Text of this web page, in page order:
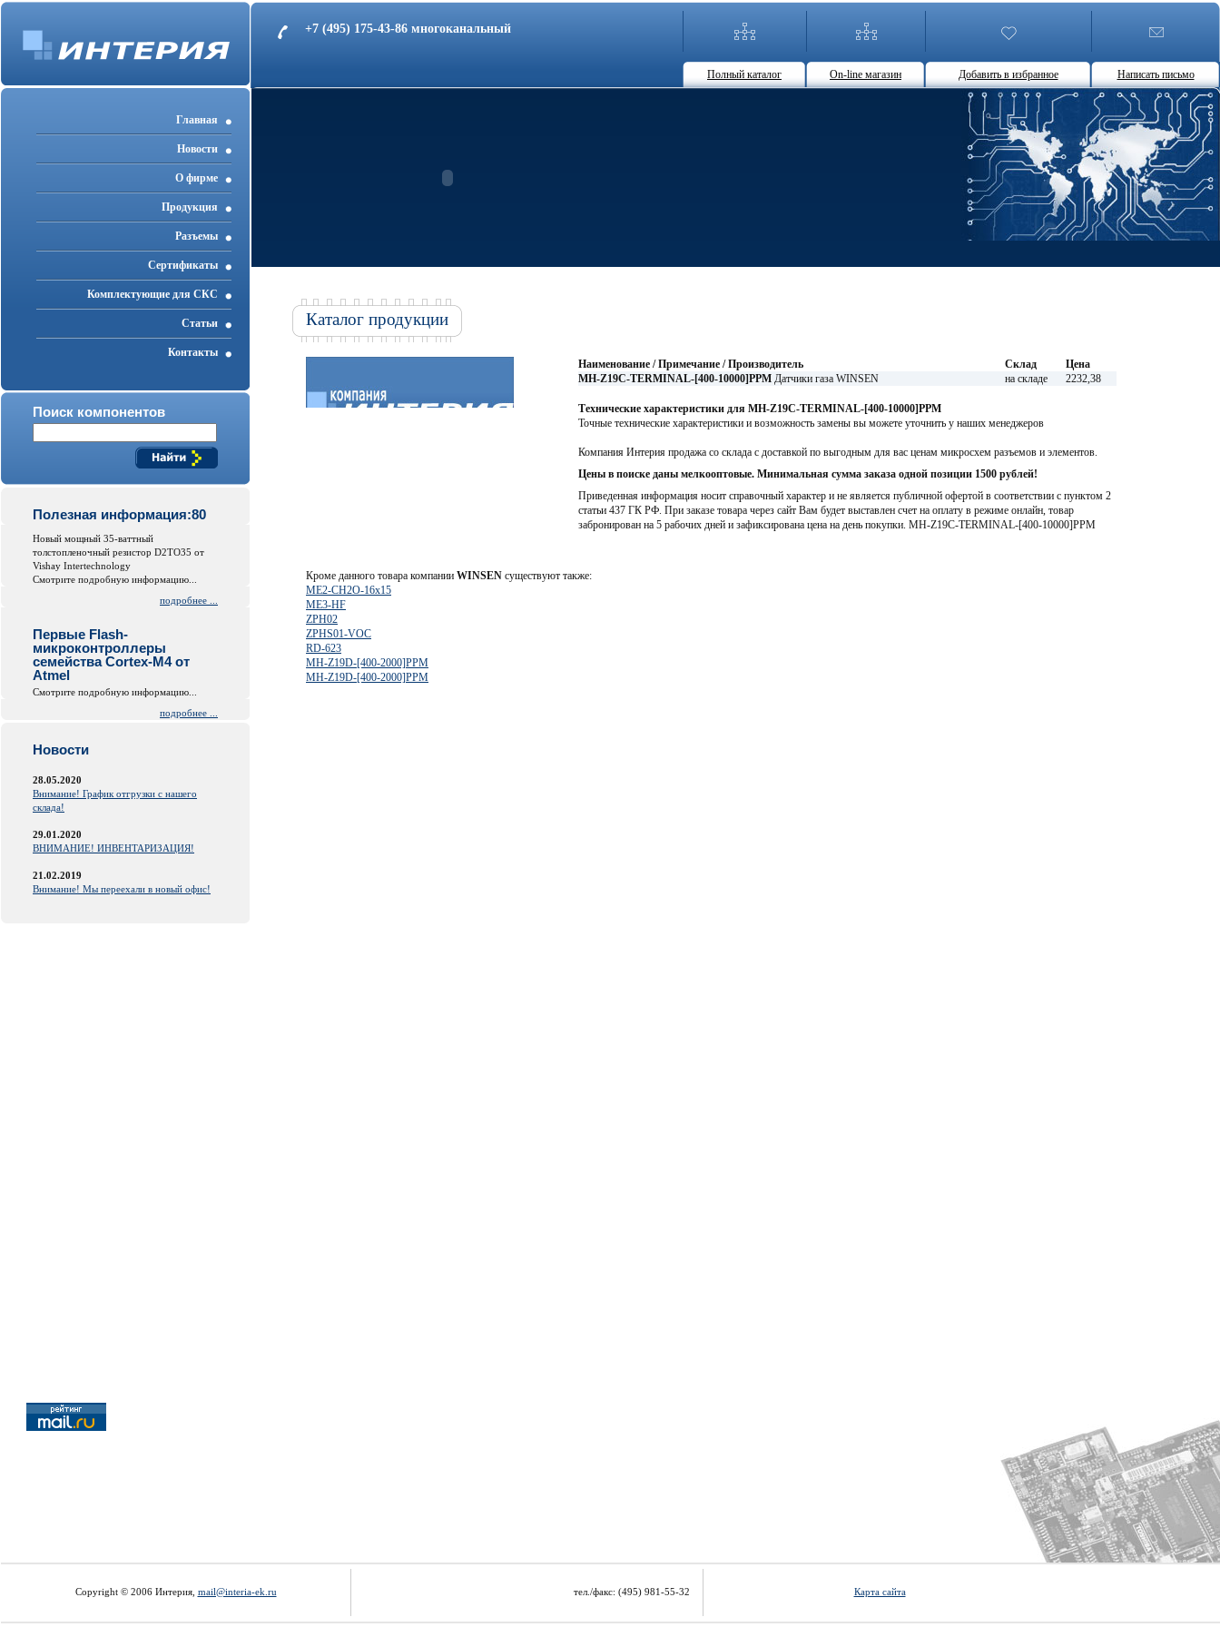
+7 (495) 175-43-86 многоканальный
Полный каталог On-line магазин Добавить в избранное Написать письмо
Главная
Новости
О фирме
Продукция
Разъемы
Cертификаты
Комплектующие для СКС
Статьи
Контакты
Поиск компонентов
Полезная информация:80
Новый мощный 35-ваттный
толстопленочный резистор D2TO35 от
Vishay Intertechnology
Смотрите подробную информацию...
подробнее ...
Первые Flash-
микроконтроллеры
семейства Cortex-M4 от
Atmel
Смотрите подробную информацию...
подробнее ...
Новости
28.05.2020
Внимание! График отгрузки с нашего
склада!
29.01.2020
ВНИМАНИЕ! ИНВЕНТАРИЗАЦИЯ!
21.02.2019
Внимание! Мы переехали в новый офис!
Каталог продукции
Наименование / Примечание / Производитель Склад
Цена
MH-Z19C-TERMINAL-[400-10000]PPM Датчики газа WINSEN на складе 2232,38
Технические характеристики для MH-Z19C-TERMINAL-[400-10000]PPM
Точные технические характеристики и возможность замены вы можете уточнить у наших менеджеров
Компания Интерия продажа со склада с доставкой по выгодным для вас ценам микросхем разъемов и элементов.
Цены в поиске даны мелкооптовые. Минимальная сумма заказа одной позиции 1500 рублей!
Приведенная информация носит справочный характер и не является публичной офертой в соответствии с пунктом 2
статьи 437 ГК РФ. При заказе товара через сайт Вам будет выставлен счет на оплату в режиме онлайн, товар
забронирован на 5 рабочих дней и зафиксирована цена на день покупки. MH-Z19C-TERMINAL-[400-10000]PPM
Кроме данного товара компании WINSEN существуют также:
ME2-CH2O-16x15
ME3-HF
ZPH02
ZPHS01-VOC
RD-623
MH-Z19D-[400-2000]PPM
MH-Z19D-[400-2000]PPM
Copyright © 2006 Интерия, mail@interia-ek.ru тел./факс: (495) 981-55-32 Карта сайта